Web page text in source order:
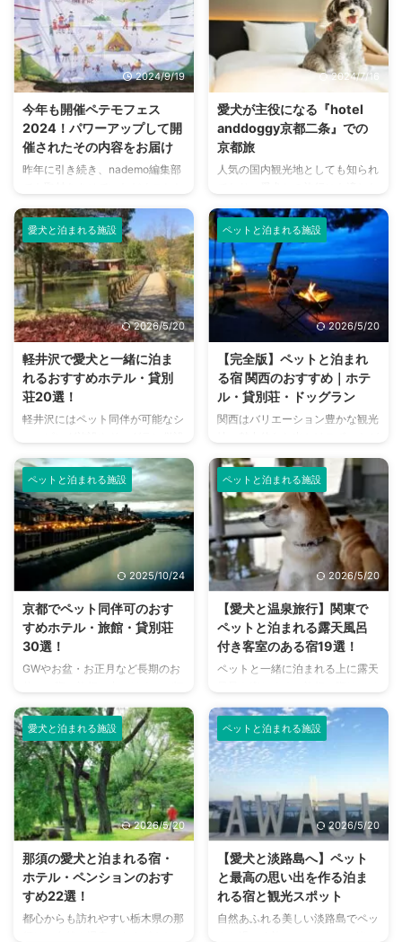
が増えたとはいえ、宿泊施設によ
って設備やルールはさまざまで
す。 この記事では、福島県内で
特に人気の高い、ペットと泊まれ
るおすすめの宿を厳選してご紹介
楽しめるように、宿選びのポイン
トから持ち物まで、詳しく解説し
ていきます。 この記事の結論 福
島でペットと泊まれる宿を選ぶ際
条件を確認することが重要 雄大
な ...
きる宿やホテルが増えています。
ケージから出してお部屋で自由に
過ごせる施設も多く、愛猫も飼い
主さんもリラックスして旅の思い
出を作ることができます。 この
記事では、猫と泊まれる宿の選び
方から、旅行の準備、そして全国
のおすすめ施設まで、猫との旅行
を成功させるための秘訣をすべて
まとめました。 この記事の結論
や個室があるなど、さまざまなタ
2024/9/19
今年も開催ペテモフェス
2024！パワーアップして開
催されたその内容をお届け
昨年に引き続き、nademo編集部
なったペテモフェス2024。 好評
を博したブースだけでなく、さら
に多くのブースが増えて、イベン
トエリアも増えた内容となりまし
た。 まだまだ暑い日が続く中で
の開催となりましたが、多くの来
場者の方が来られたようですよ。
ペテモフェスとは ペテモフェス
は、イオンペット株式会社が主催
する、千葉市の豊砂公園で行われ
るペットイベントです。 2015年
に初開催され、コロナ期間はお休
みをしていましたが、2023年か
nademo編集部 ...
2024/7/16
愛犬が主役になる『hotel
anddoggy京都二条』での
京都旅
人気の国内観光地としても知られ
京都。 都道府県魅力度ランキン
グでも毎年のようにトップ3に入
り、旅行先として誰もが一度は行
ったことのある場所ではないでし
ょうか。 そんな京都にもし愛犬
と旅行に行けたら…。そのために
は宿泊先が特に重要です。 そこ
で今回は京都で愛犬と一緒に宿泊
できる、おすすめのホテル
『hotel anddoggy京都二条』を
ご紹介します。 hotel anddoggy
京都二条とは 出典：
https://www.hotel-
愛犬と泊まれる施設
2026/5/20
軽井沢で愛犬と一緒に泊ま
れるおすすめホテル・貸別
荘20選！
軽井沢にはペット同伴が可能なシ
の公園など、ペットOKの観光ス
ポットやお店がたくさんありま
す。 古くから多くの文化人にも
親しまれており、老舗が立ち並ぶ
旧軽井沢銀座通りや紅葉の名所で
知られる雲場池など、上質で洗練
された雰囲気をたっぷりと楽しめ
るでしょう。 ドッグフレンドリ
ーな土地柄なのでペットと一緒に
楽しめる宿泊施設が多く、愛犬と
一緒にいつもと違う時間を楽しむ
にはぴったりの場所です。 こち
らの記事では、軽井沢で愛犬と泊
紹介しています。選び方のポイン
ト ...
ペットと泊まれる施設
2026/5/20
【完全版】ペットと泊まれ
る宿 関西のおすすめ｜ホテ
ル・貸別荘・ドッグラン
関西はバリエーション豊かな観光
多く、和の伝統文化を感じたり、
自然溢れるレジャースポットを楽
しめます。 そんな関西にペット
と一緒に旅行したら、きっと楽し
い思い出になりますね。絶景や世
界遺産など、さまざまな魅力が尽
きない関西へぜひペットと出かけ
てみましょう。 その際、快適で
ペットフレンドリーな宿・ホテル
を探すことは、ペットと一緒の旅
行で特に大切になるところですよ
ね。 今回はペットと泊まれる
宿・ホテルのおすすめを厳選して
さが何倍にもなりますよ。ぜひこ
の ...
ペットと泊まれる施設
2025/10/24
京都でペット同伴可のおす
すめホテル・旅館・貸別荘
30選！
GWやお盆・お正月など長期のお
例行事の人も多いことでしょう。
そんなときに気になるのが、やっ
ぱりペットのこと。 ペットホテ
ルやペットシッターは便利です
が、置いていくのは可哀想です
し、飼い主さん自身が大好きなペ
ットと離れることを寂しく思うの
ではないでしょうか。 そんなと
緒に泊まれるホテルです。今回は
数ある観光地の中でも特に人気の
ある京都にフォーカスし、ペット
可のホテルをご紹介します！ こ
ペットと泊まれる施設
2026/5/20
【愛犬と温泉旅行】関東で
ペットと泊まれる露天風呂
付き客室のある宿19選！
ペットと一緒に泊まれる上に露天
んな露天風呂付きの宿・ホテルに
泊まりたいと考えている方も多い
のではないでしょうか。 宿・ホ
テルでゆっくりくつろぐ時間を過
ごしたい方には、露天風呂は特に
うれしいものです。 「ペット同
伴だと満足のいく宿が選べな
い…」なんてことがないように、
知っておきましょう。 この記事
をぜひ参考にしてペットと一緒に
楽しく宿泊できる、素敵な宿をぜ
ひ見つけてみてくださいね。 こ
愛犬と泊まれる施設
2026/5/20
那須の愛犬と泊まれる宿・
ホテル・ペンションのおす
すめ22選！
都心からも訪れやすい栃木県の那
ペットと泊まれる施設
2026/5/20
【愛犬と淡路島へ】ペット
と最高の思い出を作る泊ま
れる宿と観光スポット
自然あふれる美しい淡路島でペッ